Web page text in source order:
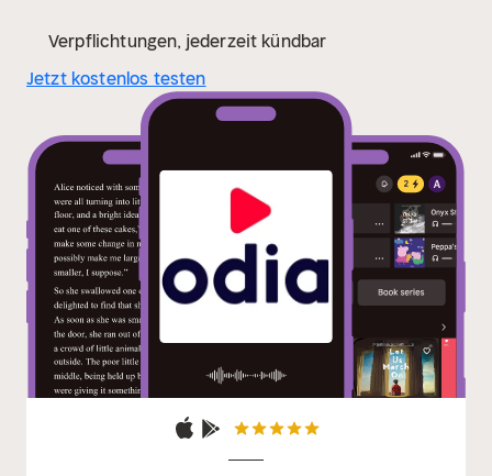
Verpflichtungen, jederzeit kündbar
Jetzt kostenlos testen